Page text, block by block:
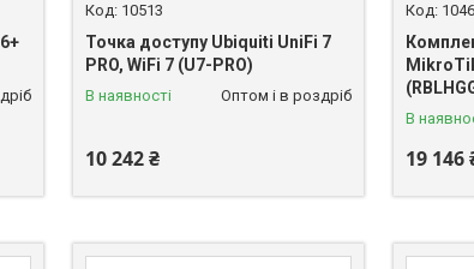
10513
Точка доступу Ubiquiti UniFi 7
PRO, WiFi 7 (U7-PRO)
В наявності Оптом і в роздріб
10 242 ₴
В
19 146